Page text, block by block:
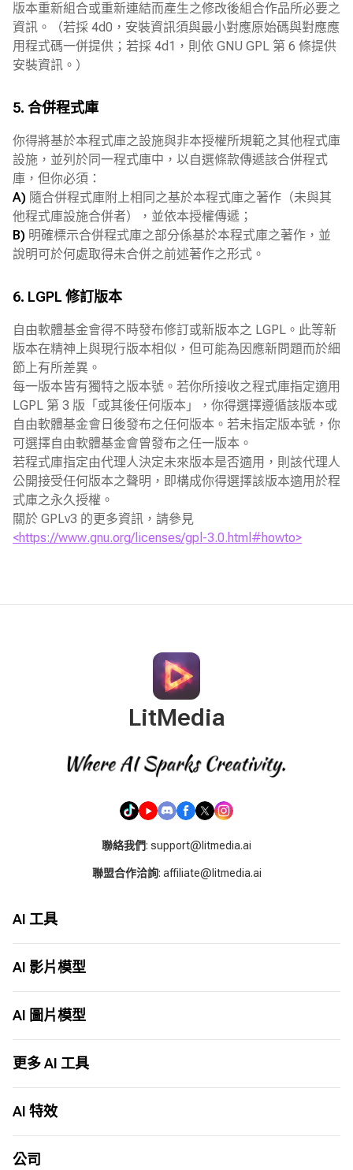
版本重新組合或重新連結而產生之修改後組合作品所必要之
資訊。（若採 4d0，安裝資訊須與最小對應原始碼與對應應
用程式碼一併提供；若採 4d1，則依 GNU GPL 第 6 條提供
安裝資訊。）
5. 合併程式庫
你得將基於本程式庫之設施與非本授權所規範之其他程式庫
設施，並列於同一程式庫中，以自選條款傳遞該合併程式
庫，但你必須：
A) 隨合併程式庫附上相同之基於本程式庫之著作（未與其
他程式庫設施合併者），並依本授權傳遞；
B) 明確標示合併程式庫之部分係基於本程式庫之著作，並
說明可於何處取得未合併之前述著作之形式。
6. LGPL 修訂版本
自由軟體基金會得不時發布修訂或新版本之 LGPL。此等新
版本在精神上與現行版本相似，但可能為因應新問題而於細
節上有所差異。
每一版本皆有獨特之版本號。若你所接收之程式庫指定適用
LGPL 第 3 版「或其後任何版本」，你得選擇遵循該版本或
自由軟體基金會日後發布之任何版本。若未指定版本號，你
可選擇自由軟體基金會曾發布之任一版本。
若程式庫指定由代理人決定未來版本是否適用，則該代理人
公開接受任何版本之聲明，即構成你得選擇該版本適用於程
式庫之永久授權。
關於 GPLv3 的更多資訊，請參見
<https://www.gnu.org/licenses/gpl-3.0.html#howto>
LitMedia
聯絡我們: support@litmedia.ai
聯盟合作洽詢: affiliate@litmedia.ai
AI 工具
AI 音樂生成器
Seed Audio 1.0
圖片轉影片
文字轉影片
圖片轉圖片
文字轉圖片
AI 影片動畫
AI 影片延長
AI 影片模型
Seedance 2.5
Seedance 2.0
Seedance 2.0 Mini
Grok 1.5
Happy Horse 1.0
Sora 2 Pro
Veo 3.1
Kling 3.0
Vidu Q3
AI 圖片模型
Nano Banana 2
Seedream 5.0
Seedream 5.0 Pro
Seedream 4.5
Flux
更多模型
更多 AI 工具
AI 世界盃歌曲
AI 整人影片產生器
AI TikTok 廣告生成器
AI 特效
AI 擁抱生成器
公司